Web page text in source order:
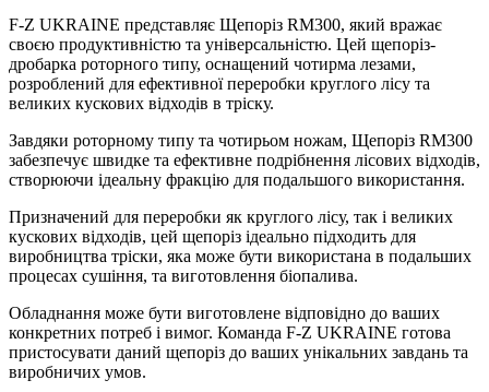
F-Z UKRAINE представляє Щепоріз RM300, який вражає
своєю продуктивністю та універсальністю. Цей щепоріз-
дробарка роторного типу, оснащений чотирма лезами,
розроблений для ефективної переробки круглого лісу та
великих кускових відходів в тріску.
Завдяки роторному типу та чотирьом ножам, Щепоріз RM300
забезпечує швидке та ефективне подрібнення лісових відходів,
створюючи ідеальну фракцію для подальшого використання.
Призначений для переробки як круглого лісу, так і великих
кускових відходів, цей щепоріз ідеально підходить для
виробництва тріски, яка може бути використана в подальших
процесах сушіння, та виготовлення біопалива.
Обладнання може бути виготовлене відповідно до ваших
конкретних потреб і вимог. Команда F-Z UKRAINE готова
пристосувати даний щепоріз до ваших унікальних завдань та
виробничих умов.